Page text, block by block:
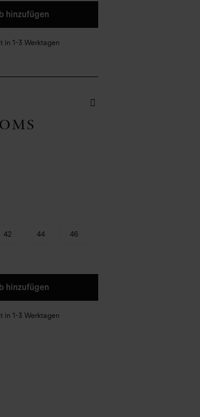
hinzufügen
in 1-3 Werktagen
42 44 46
hinzufügen
in 1-3 Werktagen